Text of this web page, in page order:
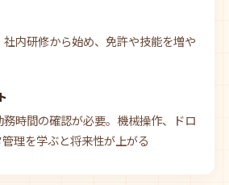
社内研修から始め、免許や技能を増や
時間の確認が必要。機械操作、ドロ
理を学ぶと将来性が上がる